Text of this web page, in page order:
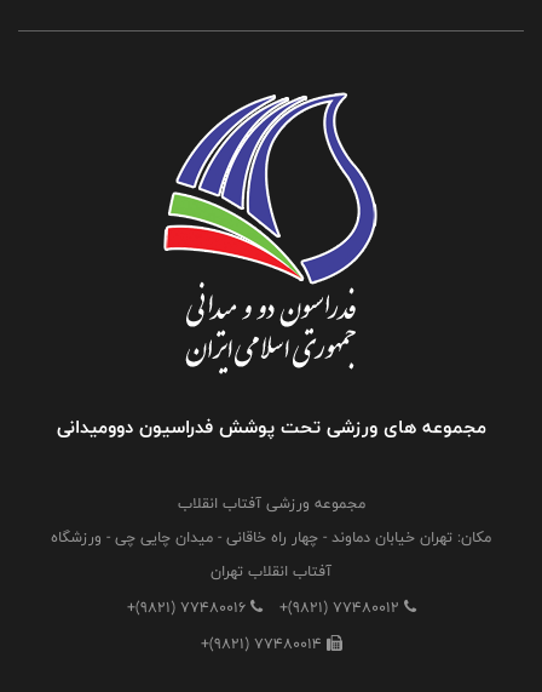
مجموعه های ورزشی تحت پوشش فدراسیون دوومیدانی
مجموعه ورزشی آفتاب انقلاب
مکان: تهران خیابان دماوند - چهار راه خاقانی - میدان چایی چی - ورزشگاه
آفتاب انقلاب تهران
+(9821) 77480012
+(9821) 77480016
+(9821) 77480014